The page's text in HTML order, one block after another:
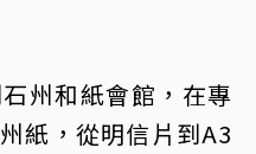
州和紙會館，在專
紙，從明信片到A3